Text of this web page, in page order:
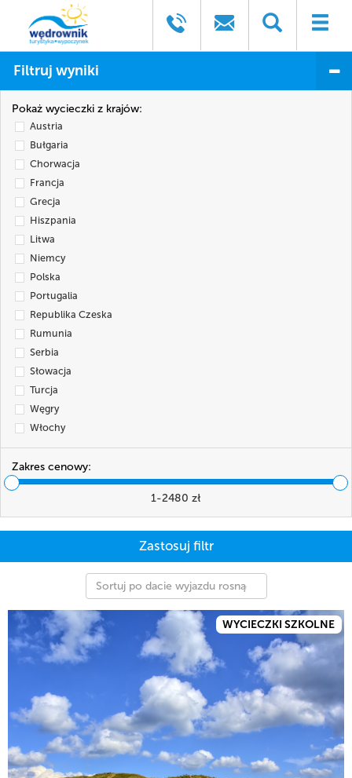
Filtruj wyniki
Pokaż wycieczki z krajów:
Austria
Bułgaria
Chorwacja
Francja
Grecja
Hiszpania
Litwa
Niemcy
Polska
Portugalia
Republika Czeska
Rumunia
Serbia
Słowacja
Turcja
Węgry
Włochy
Zakres cenowy:
1-2480 zł
Sortuj po dacie wyjazdu rosnąco
WYCIECZKI SZKOLNE